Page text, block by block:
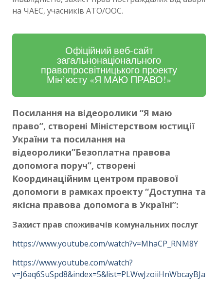
на ЧАЕС, учасників АТО/ООС.
Офіційний веб-сайт
загальнонаціонального
правопросвітницького проекту
Мін’юсту «Я МАЮ ПРАВО!»
Посилання на відеоролики “Я маю
право”, створені Міністерством юстиції
України та посилання на
відеоролики”Безоплатна правова
допомога поруч”, створені
Координаційним центром правової
допомоги в рамках проекту “Доступна та
якісна правова допомога в Україні”:
Захист прав споживачів комунальних послуг
https://www.youtube.com/watch?v=MhaCP_RNM8Y
https://www.youtube.com/watch?
v=J6aq6SuSpd8&index=5&!ist=PLWwJzoiiHnWbcayBJa